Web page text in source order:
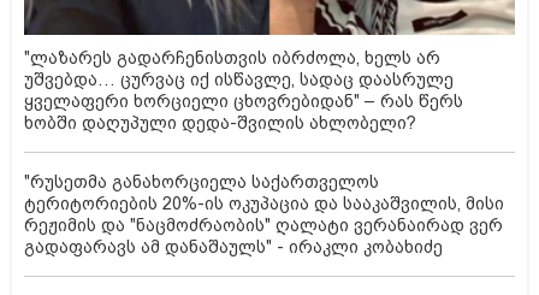
"ლაზარეს გადარჩენისთვის იბრძოლა, ხელს არ
უშვებდა… ცურვაც იქ ისწავლე, სადაც დაასრულე
ყველაფერი ხორციელი ცხოვრებიდან" – რას წერს
ხობში დაღუპული დედა-შვილის ახლობელი?
"რუსეთმა განახორციელა საქართველოს
ტერიტორიების 20%-ის ოკუპაცია და სააკაშვილის, მისი
რეჟიმის და "ნაცმოძრაობის" ღალატი ვერანაირად ვერ
გადაფარავს ამ დანაშაულს" - ირაკლი კობახიძე